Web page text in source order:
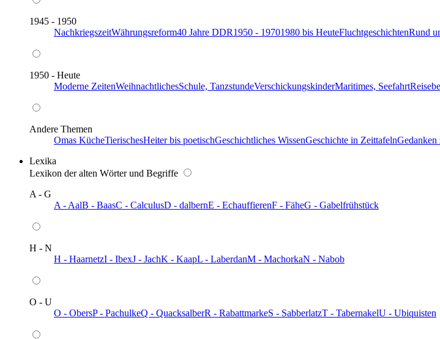
1945 - 1950
NachkriegszeitWährungsreform40 Jahre DDR1950 - 19701980 bis HeuteFluchtgeschichtenRund
1950 - Heute
Moderne ZeitenWeihnachtlichesSchule, TanzstundeVerschickungskinderMaritimes, Seefahrt
Andere Themen
Omas KücheTierischesHeiter bis poetischGeschichtliches WissenGeschichte in Zeittafeln
Lexika
Lexikon der alten Wörter und Begriffe
A - G
A - AalB - BaasC - CalculusD - dalbernE - EchauffierenF - FäheG - Gabelfrühstück
H - N
H - HaarnetzI - IbexJ - JachK - KaapL - LaberdanM - MachorkaN - Nabob
O - U
O - ObersP - PachulkeQ - QuacksalberR - RabattmarkeS - SabberlatzT - TabernakelU - Ubiquisten